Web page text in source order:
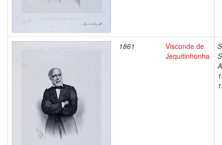
1861
Visconde de
Jequitinhonha